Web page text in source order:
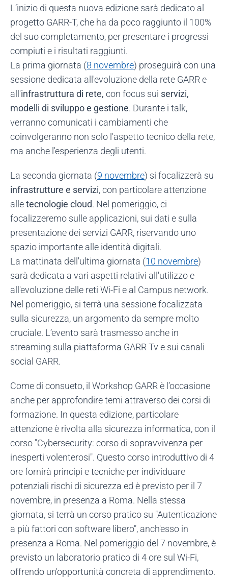
L’inizio di questa nuova edizione sarà dedicato al
progetto GARR-T, che ha da poco raggiunto il 100%
del suo completamento, per presentare i progressi
compiuti e i risultati raggiunti.
La prima giornata (8 novembre) proseguirà con una
sessione dedicata all'evoluzione della rete GARR e
all'infrastruttura di rete, con focus sui servizi,
modelli di sviluppo e gestione. Durante i talk,
verranno comunicati i cambiamenti che
coinvolgeranno non solo l'aspetto tecnico della rete,
ma anche l'esperienza degli utenti.
La seconda giornata (9 novembre) si focalizzerà su
infrastrutture e servizi, con particolare attenzione
alletecnologie cloud. Nel pomeriggio, ci
focalizzeremo sulle applicazioni, sui dati e sulla
presentazione dei servizi GARR, riservando uno
spazio importante alle identità digitali.
La mattinata dell'ultima giornata (10 novembre)
sarà dedicata a vari aspetti relativi all'utilizzo e
all'evoluzione delle reti Wi-Fi e al Campus network.
Nel pomeriggio, si terrà una sessione focalizzata
sulla sicurezza, un argomento da sempre molto
cruciale. L’evento sarà trasmesso anche in
streaming sulla piattaforma GARR Tv e sui canali
social GARR.
Come di consueto, il Workshop GARR è l’occasione
anche per approfondire temi attraverso dei corsi di
formazione. In questa edizione, particolare
attenzione è rivolta alla sicurezza informatica, con il
corso "Cybersecurity: corso di sopravvivenza per
inesperti volenterosi". Questo corso introduttivo di 4
ore fornirà principi e tecniche per individuare
potenziali rischi di sicurezza ed è previsto per il 7
novembre, in presenza a Roma. Nella stessa
giornata, si terrà un corso pratico su "Autenticazione
a più fattori con software libero", anch'esso in
presenza a Roma. Nel pomeriggio del 7 novembre, è
previsto un laboratorio pratico di 4 ore sul Wi-Fi,
offrendo un'opportunità concreta di apprendimento.